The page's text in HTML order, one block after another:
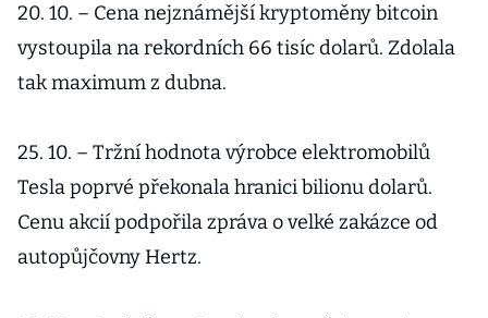
20. 10. – Cena nejznámější kryptoměny bitcoin
vystoupila na rekordních 66 tisíc dolarů. Zdolala
tak maximum z dubna.
25. 10. – Tržní hodnota výrobce elektromobilů
Tesla poprvé překonala hranici bilionu dolarů.
Cenu akcií podpořila zpráva o velké zakázce od
autopůjčovny Hertz.